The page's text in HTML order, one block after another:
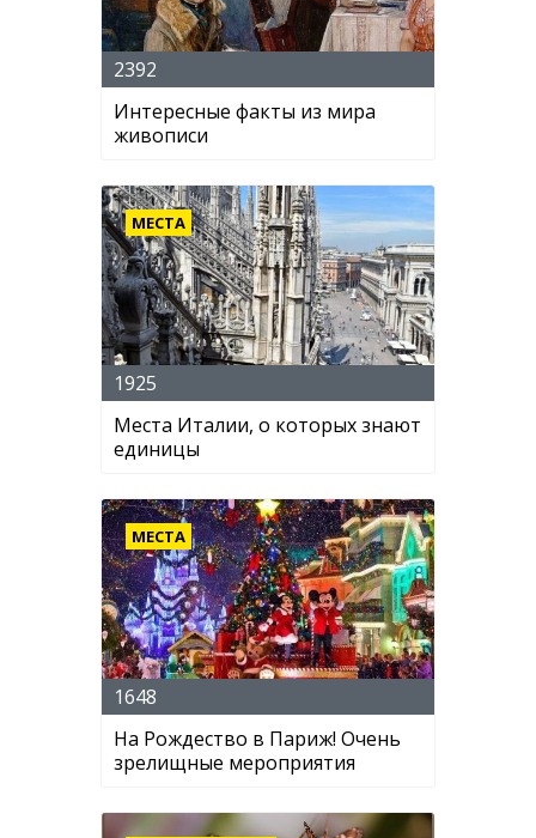
2392
Интересные факты из мира
живописи
МЕСТА
1925
Места Италии, о которых знают
единицы
МЕСТА
1648
На Рождество в Париж! Очень
зрелищные мероприятия